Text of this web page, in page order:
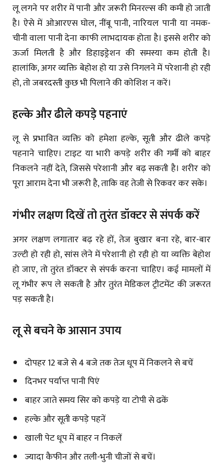
लू लगने पर शरीर में पानी और जरूरी मिनरल्स की कमी हो जाती
है। ऐसे में ओआरएस घोल, नींबू पानी, नारियल पानी या नमक-
चीनी वाला पानी देना काफी लाभदायक होता है। इससे शरीर को
ऊर्जा मिलती है और डिहाइड्रेशन की समस्या कम होती है।
हालांकि, अगर व्यक्ति बेहोश हो या उसे निगलने में परेशानी हो रही
हो, तो जबरदस्ती कुछ भी पिलाने की कोशिश न करें।
हल्के और ढीले कपड़े पहनाएं
लू से प्रभावित व्यक्ति को हमेशा हल्के, सूती और ढीले कपड़े
पहनाने चाहिए। टाइट या भारी कपड़े शरीर की गर्मी को बाहर
निकलने नहीं देते, जिससे परेशानी और बढ़ सकती है। शरीर को
पूरा आराम देना भी जरूरी है, ताकि वह तेजी से रिकवर कर सके।
गंभीर लक्षण दिखें तो तुरंत डॉक्टर से संपर्क करें
अगर लक्षण लगातार बढ़ रहे हों, तेज बुखार बना रहे, बार-बार
उल्टी हो रही हो, सांस लेने में परेशानी हो रही हो या व्यक्ति बेहोश
हो जाए, तो तुरंत डॉक्टर से संपर्क करना चाहिए। कई मामलों में
लू गंभीर रूप ले सकती है और तुरंत मेडिकल ट्रीटमेंट की जरूरत
पड़ सकती है।
लू से बचने के आसान उपाय
दोपहर 12 बजे से 4 बजे तक तेज धूप में निकलने से बचें
दिनभर पर्याप्त पानी पिएं
बाहर जाते समय सिर को कपड़े या टोपी से ढकें
हल्के और सूती कपड़े पहनें
खाली पेट धूप में बाहर न निकलें
ज्यादा कैफीन और तली-भुनी चीजों से बचें।